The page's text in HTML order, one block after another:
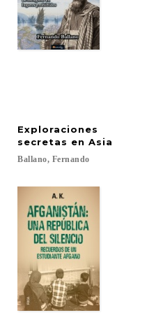
Exploraciones
secretas en Asia
Ballano, Fernando